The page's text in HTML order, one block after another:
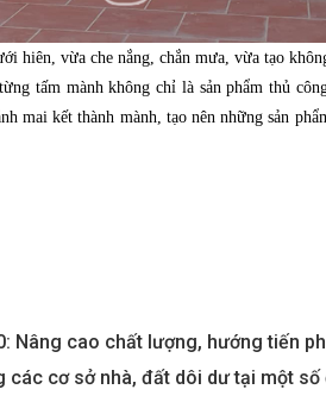
hiên, vừa che nắng, chắn mưa, vừa tạo
tấm mành không chỉ là sản phẩm thủ
mai kết thành mành, tạo nên những sản
Nâng cao chất lượng, hướng tiến
các cơ sở nhà, đất dôi dư tại một